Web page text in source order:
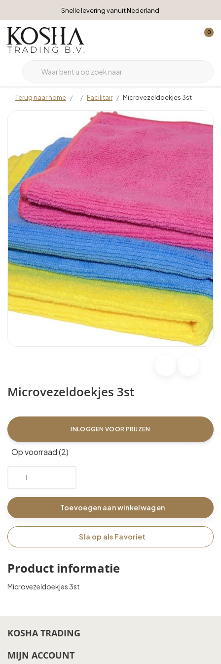
Snelle levering vanuit Nederland
0
Terug naar home Facilitair Microvezeldoekjes 3st
Microvezeldoekjes 3st
INLOGGEN VOOR PRIJZEN
Op voorraad (2)
Toevoegen aan winkelwagen
Sla op als Favoriet
Product informatie
Microvezeldoekjes 3st
KOSHA TRADING
MIJN ACCOUNT